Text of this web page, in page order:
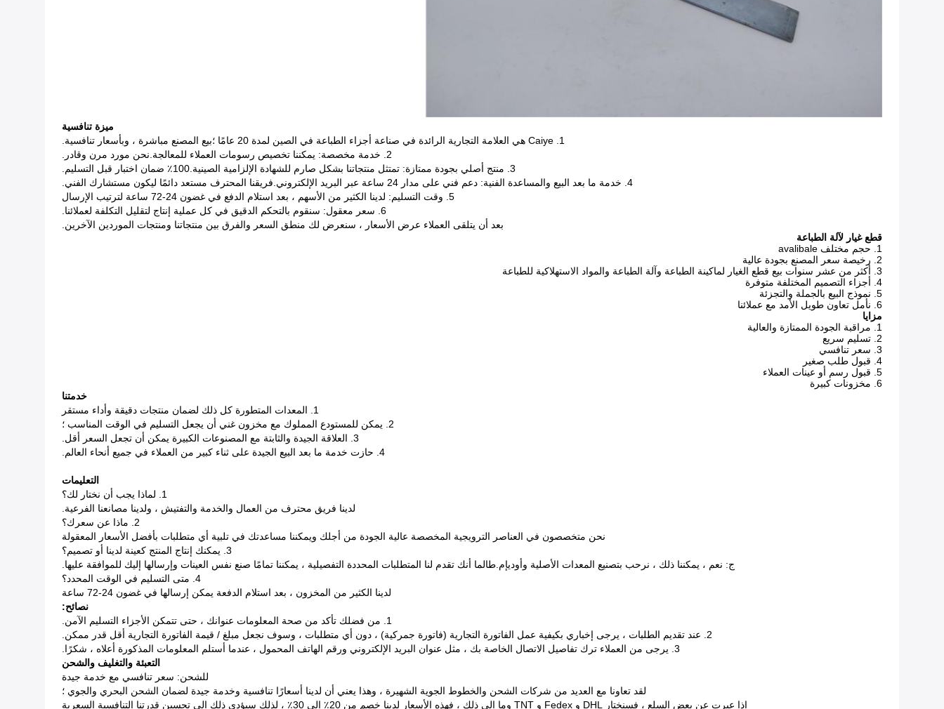
ميزة تنافسية
1. Caiye هي العلامة التجارية الرائدة في صناعة أجزاء الطباعة في الصين لمدة 20 عامًا ؛بيع المصنع مباشرة ، وبأسعار تنافسية.
2. خدمة مخصصة: يمكننا تخصيص رسومات العملاء للمعالجة.نحن مورد مرن وقادر.
3. منتج أصلي بجودة ممتازة: تمتثل منتجاتنا بشكل صارم للشهادة الإلزامية الصينية.100٪ ضمان اختبار قبل التسليم.
4. خدمة ما بعد البيع والمساعدة الفنية: دعم فني على مدار 24 ساعة عبر البريد الإلكتروني.فريقنا المحترف مستعد دائمًا ليكون مستشارك الفني.
5. وقت التسليم: لدينا الكثير من الأسهم ، بعد استلام الدفع في غضون 24-72 ساعة لترتيب الإرسال
6. سعر معقول: سنقوم بالتحكم الدقيق في كل عملية إنتاج لتقليل التكلفة لعملائنا.
بعد أن يتلقى العملاء عرض الأسعار ، سنعرض لك منطق السعر والفرق بين منتجاتنا ومنتجات الموردين الآخرين.
قطع غيار لآلة الطباعة
1. حجم مختلف avalibale
2. رخيصة سعر المصنع بجودة عالية
3. أكثر من عشر سنوات بيع قطع الغيار لماكينة الطباعة وآلة الطباعة والمواد الاستهلاكية للطباعة
4. أجزاء التصميم المختلفة متوفرة
5. نموذج البيع بالجملة والتجزئة
6. نأمل تعاون طويل الأمد مع عملائنا
مزايا
1. مراقبة الجودة الممتازة والعالية
2. تسليم سريع
3. سعر تنافسي
4. قبول طلب صغير
5. قبول رسم أو عينات العملاء
6. مخزونات كبيرة
خدمتنا
1. المعدات المتطورة كل ذلك لضمان منتجات دقيقة وأداء مستقر
2. يمكن للمستودع المملوك مع مخزون غني أن يجعل التسليم في الوقت المناسب ؛
3. العلاقة الجيدة والثابتة مع المصنوعات الكبيرة يمكن أن تجعل السعر أقل.
4. حازت خدمة ما بعد البيع الجيدة على ثناء كبير من العملاء في جميع أنحاء العالم.
التعليمات
1. لماذا يجب أن نختار لك؟
لدينا فريق محترف من العمال والخدمة والتفتيش ، ولدينا مصانعنا الفرعية.
2. ماذا عن سعرك؟
نحن متخصصون في العناصر الترويجية المخصصة عالية الجودة من أجلك ويمكننا مساعدتك في تلبية أي متطلبات بأفضل الأسعار المعقولة
3. يمكنك إنتاج المنتج كعينة لدينا أو تصميم؟
ج: نعم ، يمكننا ذلك ، نرحب بتصنيع المعدات الأصلية وأوديإم.طالما أنك تقدم لنا المتطلبات المحددة التفصيلية ، يمكننا تمامًا صنع نفس العينات وإرسالها إليك للموافقة عليها.
4. متى التسليم في الوقت المحدد؟
لدينا الكثير من المخزون ، بعد استلام الدفعة يمكن إرسالها في غضون 24-72 ساعة
نصائح:
1. من فضلك تأكد من صحة المعلومات عنوانك ، حتى تتمكن الأجزاء التسليم الآمن.
2. عند تقديم الطلبات ، يرجى إخباري بكيفية عمل الفاتورة التجارية (فاتورة جمركية) ، دون أي متطلبات ، وسوف نجعل مبلغ / قيمة الفاتورة التجارية أقل قدر ممكن.
3. يرجى من العملاء ترك تفاصيل الاتصال الخاصة بك ، مثل عنوان البريد الإلكتروني ورقم الهاتف المحمول ، عندما أستلم المعلومات المذكورة أعلاه ، شكرًا.
التعبئة والتغليف والشحن
للشحن: سعر تنافسي مع خدمة جيدة
لقد تعاونا مع العديد من شركات الشحن والخطوط الجوية الشهيرة ، وهذا يعني أن لدينا أسعارًا تنافسية وخدمة جيدة لضمان الشحن البحري والجوي ؛
إذا عبرت عن بعض السلع ، فسنختار DHL و Fedex و TNT وما إلى ذلك ، فهذه الأسعار لدينا خصم من 20٪ إلى 30٪ ، لذلك سيؤدي ذلك إلى تحسين قدرتنا التنافسية السعرية